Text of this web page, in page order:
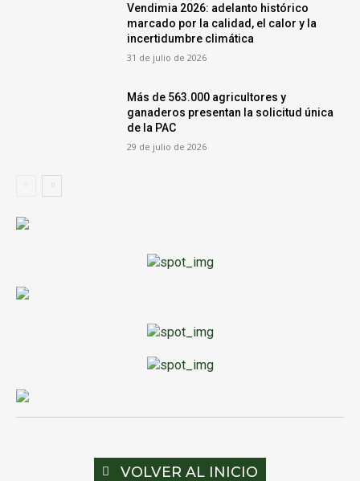
Vendimia 2026: adelanto histórico
marcado por la calidad, el calor y la
incertidumbre climática
31 de julio de 2026
Más de 563.000 agricultores y
ganaderos presentan la solicitud única
de la PAC
29 de julio de 2026
VOLVER AL INICIO